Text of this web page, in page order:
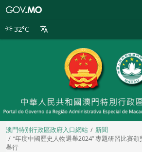
別
32°C
澳門特別行政區政府入口網站
新聞
“年度中國歷史人物選舉2024” 專題研習比賽
舉行